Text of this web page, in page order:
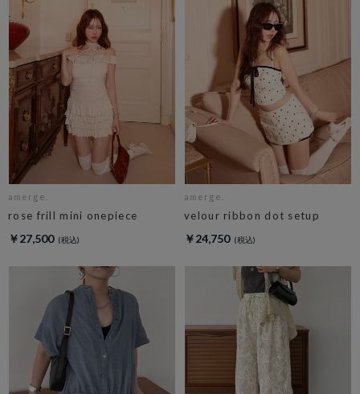
amerge.
rose frill mini onepiece
￥27,500
amerge.
velour ribbon dot setup
￥24,750